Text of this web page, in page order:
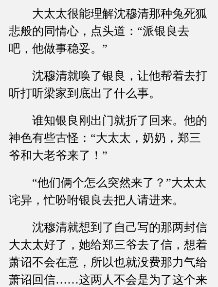
大太太很能理解沈穆清那种兔死狐
悲般的同情心，点头道：“派银良去
吧，他做事稳妥。”
沈穆清就唤了银良，让他帮着去打
听打听梁家到底出了什么事。
谁知银良刚出门就折了回来。他的
神色有些古怪：“大太太，奶奶，郑三
爷和大老爷来了！”
“他们俩个怎么突然来了？”大太太
诧异，忙吩咐银良去把人请进来。
沈穆清就想到了自己写的那两封信
大太太好了，她给郑三爷去了信，想着
萧诏不会在意，所以也就没费那力气给
萧诏回信……这两人不会是为了这个来